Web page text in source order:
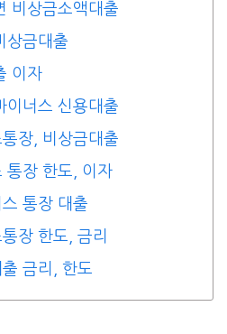
비상금소액대출
상금대출
이자
이너스 신용대출
장, 비상금대출
통장 한도, 이자
통장 대출
장 한도, 금리
금리, 한도